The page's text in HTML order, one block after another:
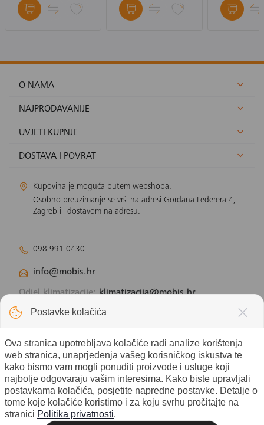
O NAMA
NAJPRODAVANIJE
UVJETI KUPNJE
DOSTAVA I POVRAT
Kupovina je moguća putem webshopa.
Osobno preuzimanje se vrši na adresi Gordana Lederera 4,
Zagreb ili dostavom na adresu.
098 991 0430
info@mobis.hr
Odjel klimatizacije:klimatizacija@mobis.hr
Odjel solarnih panela:
Postavke kolačića
Ova stranica upotrebljava kolačiće radi analize korištenja
web stranica, unaprjeđenja vašeg korisničkog iskustva te
kako bismo vam mogli ponuditi proizvode i usluge koji
najbolje odgovaraju vašim interesima. Kako biste upravljali
postavkama kolačića, posjetite napredne postavke. Detalje o
tome koje kolačiće koristimo i za koju svrhu pročitajte na
stranici Politika privatnosti.